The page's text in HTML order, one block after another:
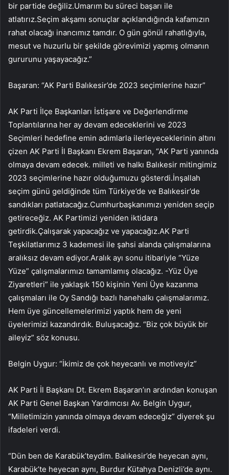
bir partide değiliz.Umarım bu süreci başarı ile
atlatırız.Seçim akşamı sonuçlar açıklandığında kafamızın
rahat olacağı inancımız tamdır. O gün gönül rahatlığıyla,
mesut ve huzurlu bir şekilde görevimizi yapmış olmanın
gururunu yaşayacağız.”
Başaran: “AK Parti Balıkesir’de 2023 seçimlerine hazır”
AK Parti İlçe Başkanları İstişare ve Değerlendirme
Toplantılarına her ay devam edeceklerini ve 2023
Seçimleri hedefine emin adımlarla ilerleyeceklerinin altını
çizen AK Parti İl Başkanı Ekrem Başaran, “AK Parti yanında
olmaya devam edecek. milleti ve halkı Balıkesir mitingimiz
2023 seçimlerine hazır olduğumuzu gösterdi.İnşallah
seçim günü geldiğinde tüm Türkiye’de ve Balıkesir’de
sandıkları patlatacağız.Cumhurbaşkanımızı yeniden seçip
getireceğiz. AK Partimizi yeniden iktidara
getirdik.Çalışarak yapacağız ve yapacağız.AK Parti
Teşkilatlarımız 3 kademesi ile şahsi alanda çalışmalarına
aralıksız devam ediyor.Aralık ayı sonu itibariyle “Yüze
Yüze” çalışmalarımızı tamamlamış olacağız. -Yüz Üye
Ziyaretleri” ile yaklaşık 150 kişinin Yeni Üye kazanma
çalışmaları ile Oy Sandığı bazlı hanehalkı çalışmalarımız.
Hem üye güncellemelerimizi yaptık hem de yeni
üyelerimizi kazandırdık. Buluşacağız. “Biz çok büyük bir
aileyiz” söz konusu.
Belgin Uygur: “İkimiz de çok heyecanlı ve motiveyiz”
AK Parti İl Başkanı Dt. Ekrem Başaran’ın ardından konuşan
AK Parti Genel Başkan Yardımcısı Av. Belgin Uygur,
“Milletimizin yanında olmaya devam edeceğiz” diyerek şu
ifadeleri verdi.
“Dün ben de Karabük’teydim. Balıkesir’de heyecan aynı,
Karabük’te heyecan aynı, Burdur Kütahya Denizli’de aynı.